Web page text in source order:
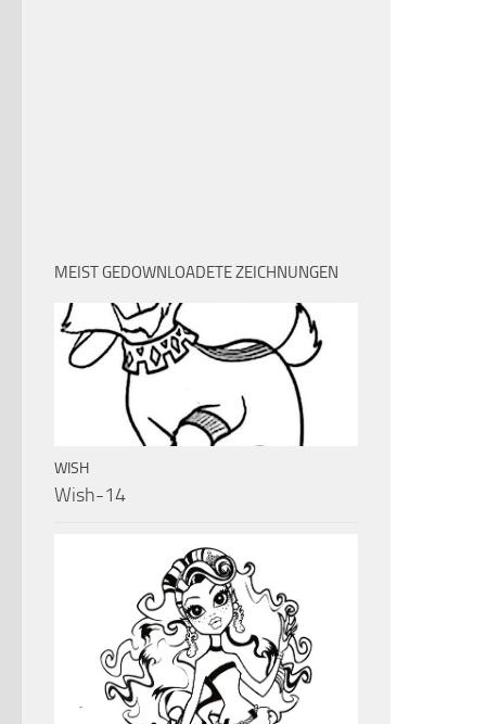
MEIST GEDOWNLOADETE ZEICHNUNGEN
WISH
Wish-14